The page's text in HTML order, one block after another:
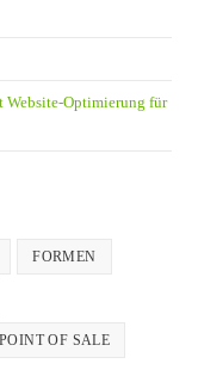
Website-Optimierung für
FORMEN
OF SALE